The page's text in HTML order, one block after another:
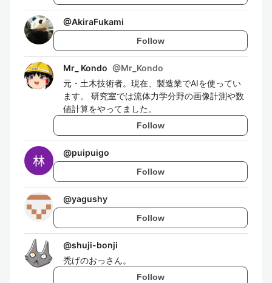
@AkiraFukami
Follow
Mr_ Kondo @Mr_Kondo
元・土木技術者。現在、製造業でAIを使ってい
ます。 研究室では流体力学分野の画像計測や数
値計算をやってました。
Follow
@puipuigo
Follow
@yagushy
Follow
@shuji-bonji
禿げのおっさん。
Follow